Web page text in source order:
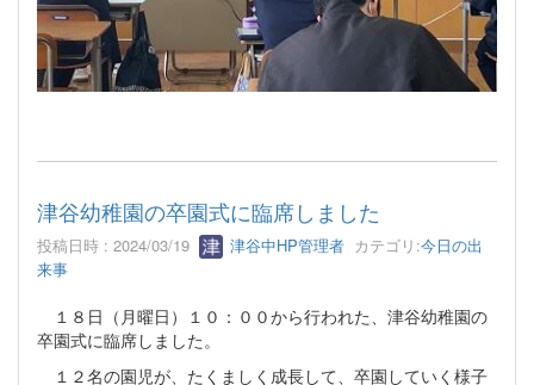
津谷幼稚園の卒園式に臨席しました
投稿日時 : 2024/03/19 津谷中HP管理者 カテゴリ:今日の出
来事
１８日（月曜日）１０：００から行われた、津谷幼稚園の
卒園式に臨席しました。
１２名の園児が、たくましく成長して、卒園していく様子